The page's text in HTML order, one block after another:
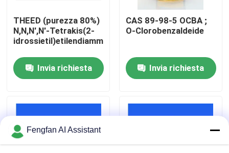
Controllo di qualità
Chiedi un preventivo
Prodotti chimici per la zincatura
THEED (purezza 80%)
N,N,N',N'-Tetrakis(2-
idrossietil)etilendiammina
Invia richiesta
CAS 89-98-5 OCBA ;
O-Clorobenzaldeide
Invia richiesta
Fengfan AI Assistant